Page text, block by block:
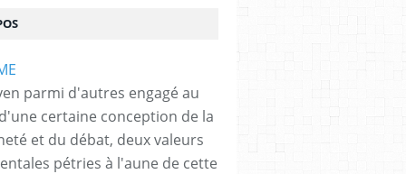
EN QUESTION,HUMANITÉ, TRANSHUMANITÉ ET POSTHUMANITÉ
parmi d'autres engagé au
certaine conception de la
et du débat, deux valeurs
pétries à l'aune de cette